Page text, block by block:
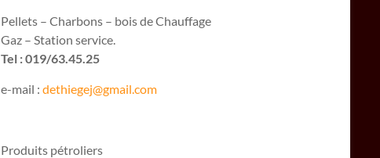
Pellets – Charbons – bois de Chauffage
Gaz – Station service.
Tel : 019/63.45.25
e-mail : dethiegej@gmail.com
Produits pétroliers